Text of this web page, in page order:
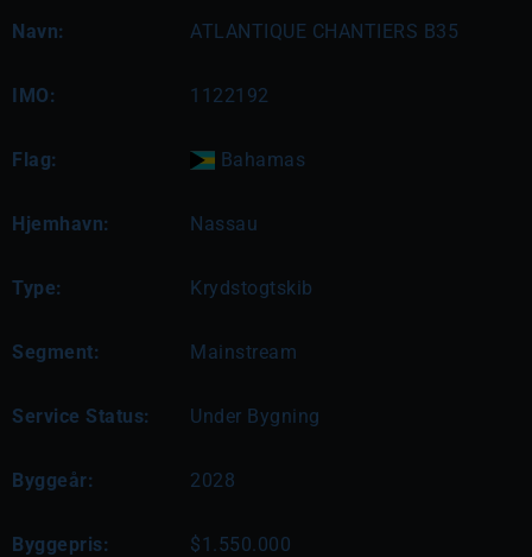
Navn: ATLANTIQUE CHANTIERS B35
IMO: 1122192
Flag: Bahamas
Hjemhavn: Nassau
Type: Krydstogtskib
Segment: Mainstream
Service Status: Under Bygning
Byggeår: 2028
Byggepris: $1.550.000